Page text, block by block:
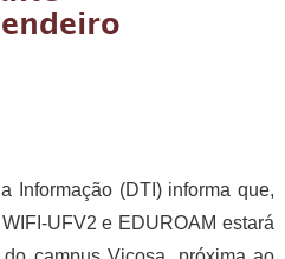
Informação (DTI) informa que,
UFV2 e EDUROAM estará